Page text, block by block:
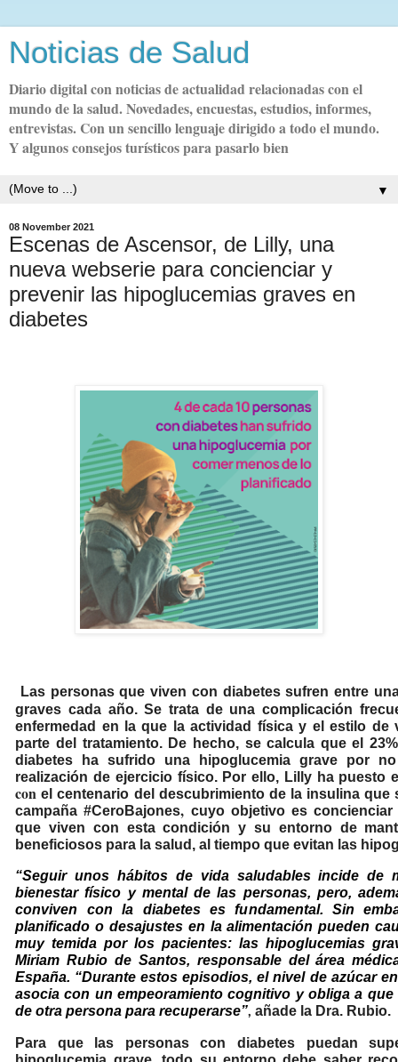
Noticias de Salud
Diario digital con noticias de actualidad relacionadas con el
mundo de la salud. Novedades, encuestas, estudios, informes,
entrevistas. Con un sencillo lenguaje dirigido a todo el mundo.
Y algunos consejos turísticos para pasarlo bien
▼
08 November 2021
Escenas de Ascensor, de Lilly, una
nueva webserie para concienciar y
prevenir las hipoglucemias graves en
diabetes
Las personas que viven con diabetes sufren entre
graves cada año. Se trata de una complicación
enfermedad en la que la actividad física y el estilo de
parte del tratamiento. De hecho, se calcula que el
diabetes ha sufrido una hipoglucemia grave por
realización de ejercicio físico. Por ello, Lilly ha puesto
con el centenario del descubrimiento de la insulina que
campaña#CeroBajones, cuyo objetivo es
que viven con esta condición y su entorno de
beneficiosos para la salud, al tiempo que evitan las
“Seguir unos hábitos de vida saludables incide de
bienestar físico y mental de las personas, pero,
conviven con la diabetes es fundamental. Sin
planificado o desajustes en la alimentación pueden
muy temida por los pacientes: las hipoglucemias
Miriam Rubio de Santos, responsable del área
España. “Durante estos episodios, el nivel de azúcar
asocia con un empeoramiento cognitivo y obliga a que
de otra persona para recuperarse”,añade la Dra. Rubio.
Para que las personas con diabetes puedan